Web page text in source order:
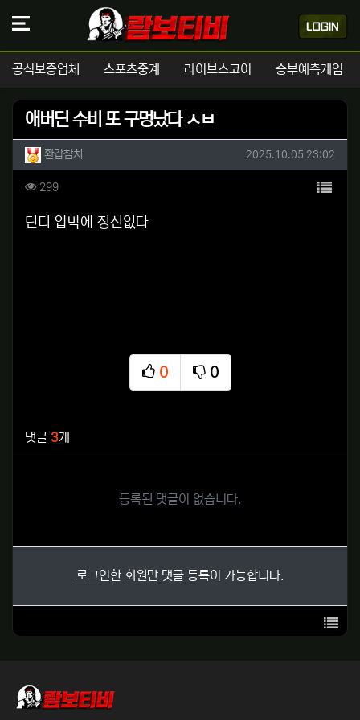
공식보증업체 스포츠중계 라이브스코어 승부예측게임
애버딘 수비 또 구멍났다 ㅅㅂ
작성자 정보
환갑참치 작성일
2025.10.05 23:02
컨텐츠 정보
299조회 목록
본문
던디 압박에 정신없다
0
추천
0
비추천
댓글 3개
등록된 댓글이 없습니다.
로그인한 회원만 댓글 등록이 가능합니다.
목록